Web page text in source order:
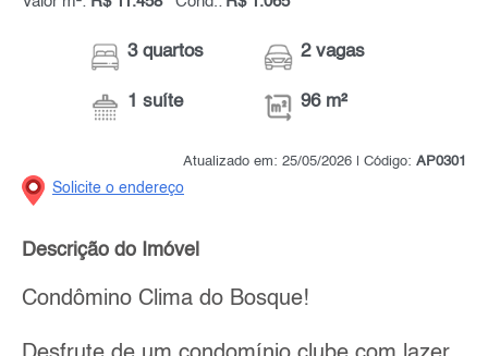
3 quartos
1 suíte
2 vagas
96 m²
Atualizado em: 25/05/2026 | Código: AP0301
Solicite o endereço
Descrição do Imóvel
Condômino Clima do Bosque!